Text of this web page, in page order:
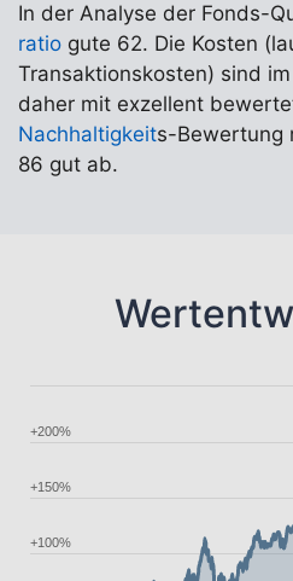
In der Analyse der Fonds-
ratio gute 62. Die Kosten
Transaktionskosten) sind
daher mit exzellent
Nachhaltigkeits-Bewertung
86 gut ab.
+100%
+150%
+200%